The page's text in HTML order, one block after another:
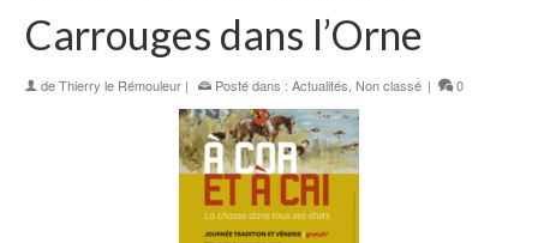
Carrouges dans l’Orne
deThierry le Rémouleur | Posté dans : Actualités Non classé | 0